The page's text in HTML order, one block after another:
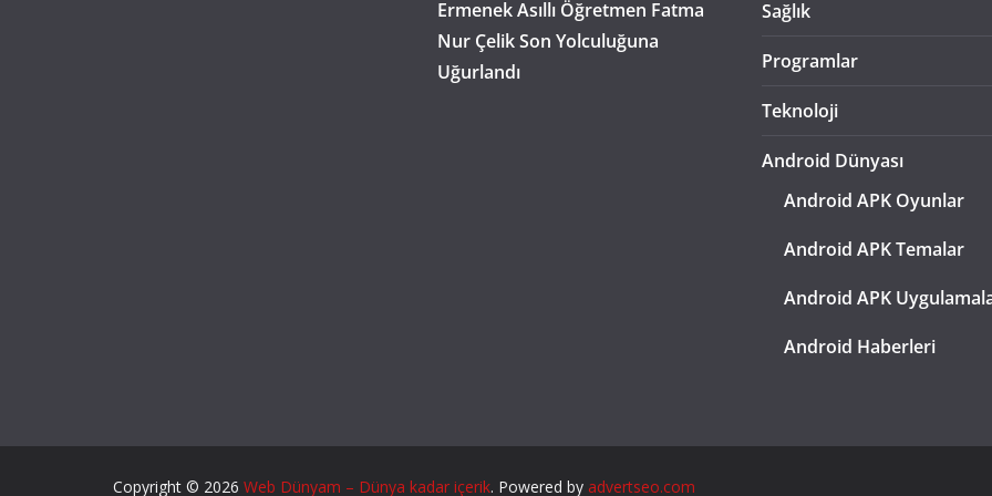
Ermenek Asıllı Öğretmen Fatma
Nur Çelik Son Yolculuğuna
Uğurlandı
Sağlık
Programlar
Teknoloji
Android Dünyası
Android APK Oyunlar
Android APK Temalar
Android APK
Android Haberleri
Copyright © 2026 Web Dünyam – Dünya kadar içerik. Powered by advertseo.com